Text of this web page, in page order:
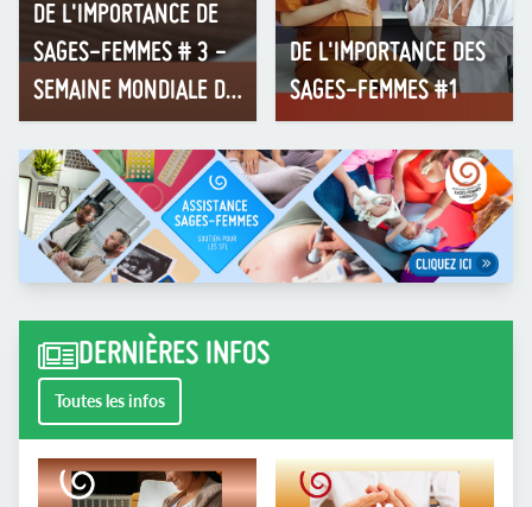
DE L'IMPORTANCE DE
SAGES-FEMMES # 3 -
SEMAINE MONDIALE DE
MATERNEL DU 1ER AU
7 AOÛT 2026
DE L'IMPORTANCE DES
SAGES-FEMMES #1
DERNIÈRES INFOS
Toutes les infos